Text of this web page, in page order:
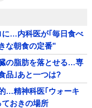
に…内科医が｢毎日食べ
な朝食の定番"
の脂肪を落とせる…専
品｣あと一つは?
…精神科医｢ウォーキ
ておきの場所